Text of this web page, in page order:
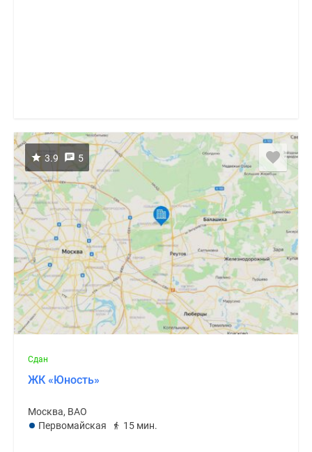
3.9 5
Сдан
ЖК «Юность»
Москва, ВАО
Первомайская
15 мин.